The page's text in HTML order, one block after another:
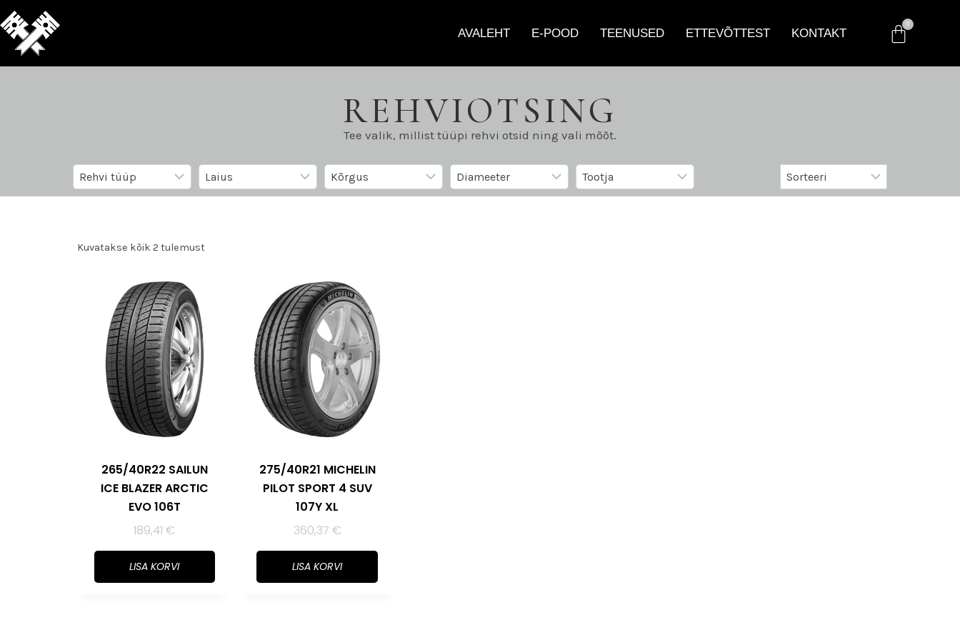
AVALEHT E-POOD TEENUSED ETTEVÕTTEST KONTAKT
REHVIOTSING
Tee valik, millist tüüpi rehvi otsid ning vali mõõt.
Kuvatakse kõik 2 tulemust
265/40R22 SAILUN
ICE BLAZER ARCTIC
EVO 106T
189,41€
LISA KORVI
275/40R21 MICHELIN
PILOT SPORT 4 SUV
107Y XL
360,37 €
LISA KORVI